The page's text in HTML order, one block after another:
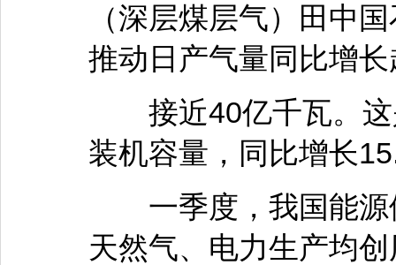
（深层煤层气）田中
推动日产气量同比增
接近40亿千瓦。这
装机容量，同比增长
一季度，我国能源
天然气、电力生产均